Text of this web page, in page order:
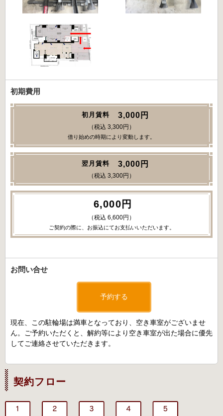
初期費用
初月賃料 3,000円
（税込 3,300円）
借り始めの時期により変動します。
翌月賃料 3,000円
（税込 3,300円）
6,000円
（税込 6,600円）
ご契約の際に、お振込にてお支払いいただいます。
お問い合せ
予約する
現在、この駐輪場は満車となっており、空き車室がございませ
ん。ご予約いただくと、解約等により空き車室が出た場合に優先
してご連絡させていただきます。
契約フロー